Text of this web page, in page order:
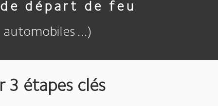
départ de feu
...)
3 étapes clés